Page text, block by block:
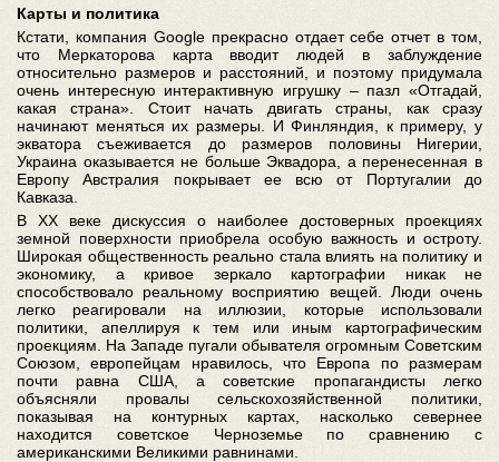
Карты и политика
Кстати, компания Google прекрасно отдает себе отчет в том,
что Меркаторова карта вводит людей в заблуждение
относительно размеров и расстояний, и поэтому придумала
очень интересную интерактивную игрушку – пазл «Отгадай,
какая страна». Стоит начать двигать страны, как сразу
начинают меняться их размеры. И Финляндия, к примеру, у
экватора съеживается до размеров половины Нигерии,
Украина оказывается не больше Эквадора, а перенесенная в
Европу Австралия покрывает ее всю от Португалии до
Кавказа.
В ХХ веке дискуссия о наиболее достоверных проекциях
земной поверхности приобрела особую важность и остроту.
Широкая общественность реально стала влиять на политику и
экономику, а кривое зеркало картографии никак не
способствовало реальному восприятию вещей. Люди очень
легко реагировали на иллюзии, которые использовали
политики, апеллируя к тем или иным картографическим
проекциям. На Западе пугали обывателя огромным Советским
Союзом, европейцам нравилось, что Европа по размерам
почти равна США, а советские пропагандисты легко
объясняли провалы сельскохозяйственной политики,
показывая на контурных картах, насколько севернее
находится советское Черноземье по сравнению с
американскими Великими равнинами.